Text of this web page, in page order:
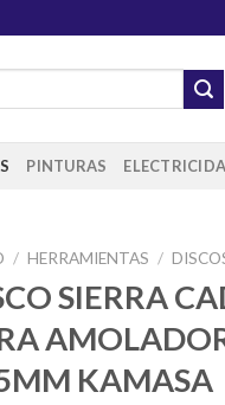
PINTURAS
/ HERRAMIENTAS /
SIERRA
KAMASA